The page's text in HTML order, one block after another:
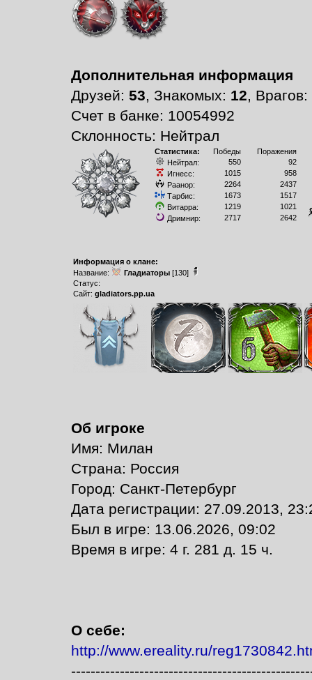
Дополнительная информация
Друзей: 53, Знакомых: 12, Врагов:
Счет в банке: 10054992
Склонность: Нейтрал
Статистика: Победы
Поражения
Нейтрал:
550
92
Игнесс:
1015
958
Раанор:
2264
2437
Тарбис:
1673
1517
Витарра:
1219
1021
Дримнир:
2717 2642
Информация о клане:
Название:
Гладиаторы[130]
Статус:
Сайт: gladiators.pp.ua
Об игроке
Имя: Милан
Страна: Россия
Город: Санкт-Петербург
Дата регистрации: 27.09.2013,
Был в игре: 13.06.2026, 09:02
Время в игре: 4 г. 281 д. 15 ч.
О себе:
http://www.ereality.ru/